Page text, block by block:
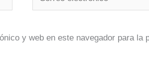
electrónico*
y web en este navegador para la